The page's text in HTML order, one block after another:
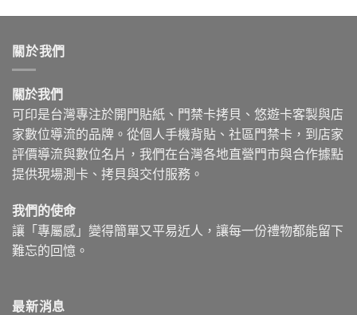
關於我們
關於我們
可印是台灣專注於開門貼紙、門禁卡拷貝、悠遊卡客製與店
家數位導流的品牌。從個人手機背貼、社區門禁卡，到店家
評價導流與數位名片，我們在台灣各地直營門市與合作據點
提供現場測卡、拷貝與交付服務。
我們的使命
讓「專屬感」變得簡單又平易近人，讓每一份禮物都能留下
難忘的回憶。
最新消息